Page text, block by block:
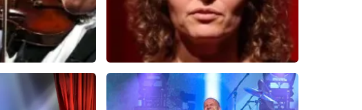
Esther van der Voort
488 laatste 30 minuten